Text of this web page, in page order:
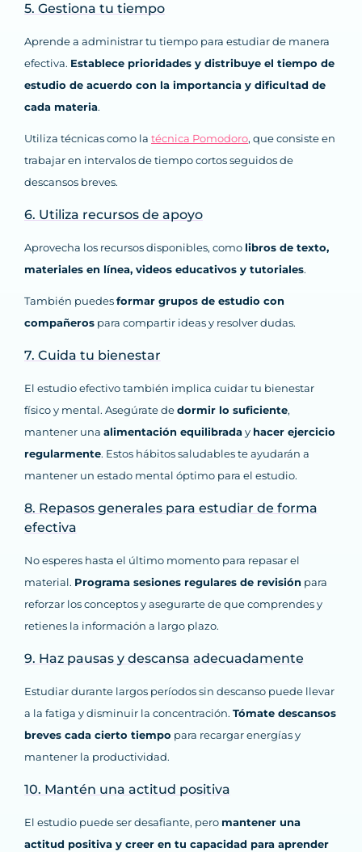
5. Gestiona tu tiempo
Aprende a administrar tu tiempo para estudiar de manera
efectiva. Establece prioridades y distribuye el tiempo de
estudio de acuerdo con la importancia y dificultad de
cada materia.
Utiliza técnicas como la técnica Pomodoro, que consiste en
trabajar en intervalos de tiempo cortos seguidos de
descansos breves.
6. Utiliza recursos de apoyo
Aprovecha los recursos disponibles, como libros de texto,
materiales en línea, videos educativos y tutoriales.
También puedesformar grupos de estudio con
compañeros para compartir ideas y resolver dudas.
7. Cuida tu bienestar
El estudio efectivo también implica cuidar tu bienestar
físico y mental. Asegúrate dedormir lo suficiente,
mantener una alimentación equilibraday hacer ejercicio
regularmente. Estos hábitos saludables te ayudarán a
mantener un estado mental óptimo para el estudio.
8. Repasos generales para estudiar de forma
efectiva
No esperes hasta el último momento para repasar el
material. Programa sesiones regulares de revisión para
reforzar los conceptos y asegurarte de que comprendes y
retienes la información a largo plazo.
9. Haz pausas y descansa adecuadamente
Estudiar durante largos períodos sin descanso puede llevar
a la fatiga y disminuir la concentración. Tómate descansos
breves cada cierto tiempo para recargar energías y
mantener la productividad.
10. Mantén una actitud positiva
El estudio puede ser desafiante, pero mantener una
actitud positiva y creer en tu capacidad para aprender